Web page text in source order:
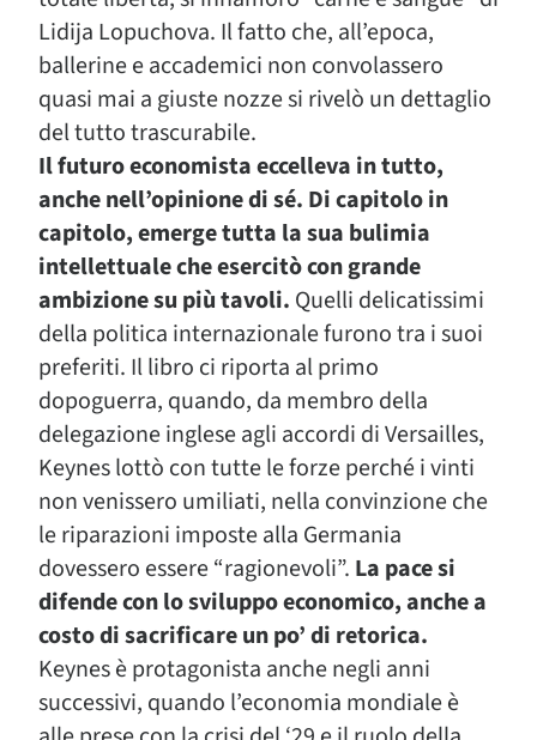
Lidija Lopuchova. Il fatto che, all’epoca,
ballerine e accademici non convolassero
quasi mai a giuste nozze si rivelò un dettaglio
del tutto trascurabile.
Il futuro economista eccelleva in tutto,
anche nell’opinione di sé. Di capitolo in
capitolo, emerge tutta la sua bulimia
intellettuale che esercitò con grande
ambizione su più tavoli. Quelli delicatissimi
della politica internazionale furono tra i suoi
preferiti. Il libro ci riporta al primo
dopoguerra, quando, da membro della
delegazione inglese agli accordi di Versailles,
Keynes lottò con tutte le forze perché i vinti
non venissero umiliati, nella convinzione che
le riparazioni imposte alla Germania
dovessero essere “ragionevoli”. La pace si
difende con lo sviluppo economico, anche a
costo di sacrificare un po’ di retorica.
Keynes è protagonista anche negli anni
successivi, quando l’economia mondiale è